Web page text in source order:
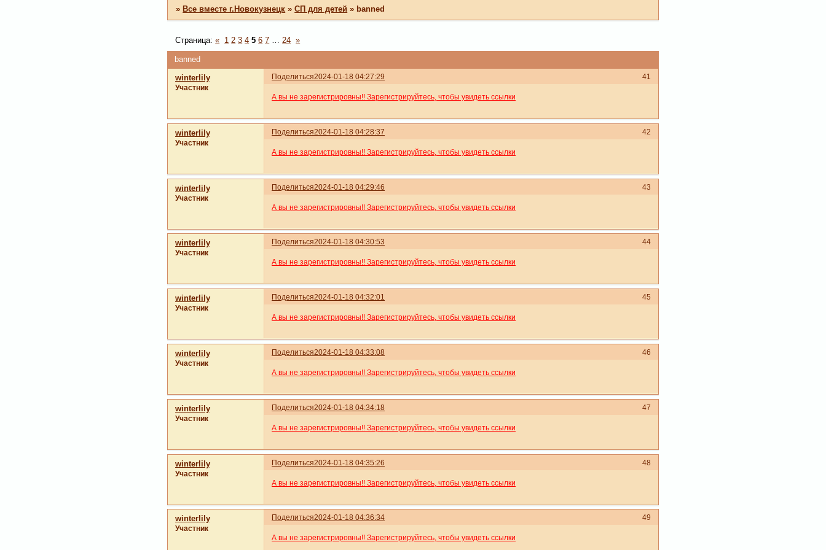
»Все вместе г.Новокузнецк »СП для детей » banned
banned
Страница:« 1 2 3 4 5 6 7 … 24 »
Поделиться 41
2024-01-18 04:27:29
winterlily
Участник
А вы не зарегистрировны!! Зарегистрируйтесь, чтобы увидеть ссылки
Поделиться 42
2024-01-18 04:28:37
winterlily
Участник
А вы не зарегистрировны!! Зарегистрируйтесь, чтобы увидеть ссылки
Поделиться 43
2024-01-18 04:29:46
winterlily
Участник
А вы не зарегистрировны!! Зарегистрируйтесь, чтобы увидеть ссылки
Поделиться 44
2024-01-18 04:30:53
winterlily
Участник
А вы не зарегистрировны!! Зарегистрируйтесь, чтобы увидеть ссылки
Поделиться 45
2024-01-18 04:32:01
winterlily
Участник
А вы не зарегистрировны!! Зарегистрируйтесь, чтобы увидеть ссылки
Поделиться 46
2024-01-18 04:33:08
winterlily
Участник
А вы не зарегистрировны!! Зарегистрируйтесь, чтобы увидеть ссылки
Поделиться 47
2024-01-18 04:34:18
winterlily
Участник
А вы не зарегистрировны!! Зарегистрируйтесь, чтобы увидеть ссылки
Поделиться 48
2024-01-18 04:35:26
winterlily
Участник
А вы не зарегистрировны!! Зарегистрируйтесь, чтобы увидеть ссылки
Поделиться 49
2024-01-18 04:36:34
winterlily
Участник
А вы не зарегистрировны!! Зарегистрируйтесь, чтобы увидеть ссылки